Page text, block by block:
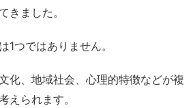
きました。
1つではありません。
化、地域社会、心理的特徴などが複
えられます。